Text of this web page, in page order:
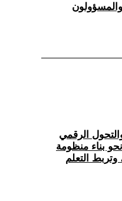
والتحول الرقمي
بناء منظومة
التعلم